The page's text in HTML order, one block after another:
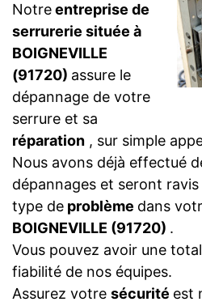
Notreentreprise de
serrurerie située à
BOIGNEVILLE
(91720) assure le
dépannage de votre
serrure et sa
réparation , sur simple
Nous avons déjà effectué
dépannages et seront
type de problème dans
BOIGNEVILLE (91720) .
Vous pouvez avoir une
fiabilité de nos équipes.
Assurez votre sécurité est